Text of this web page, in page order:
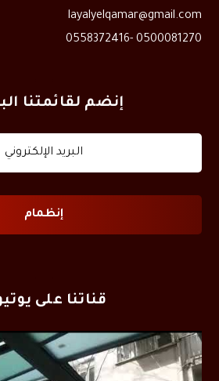
layalyelqamar@gmail.com
0500081270 -0558372416
إنضم لقائمتنا
قناتنا على